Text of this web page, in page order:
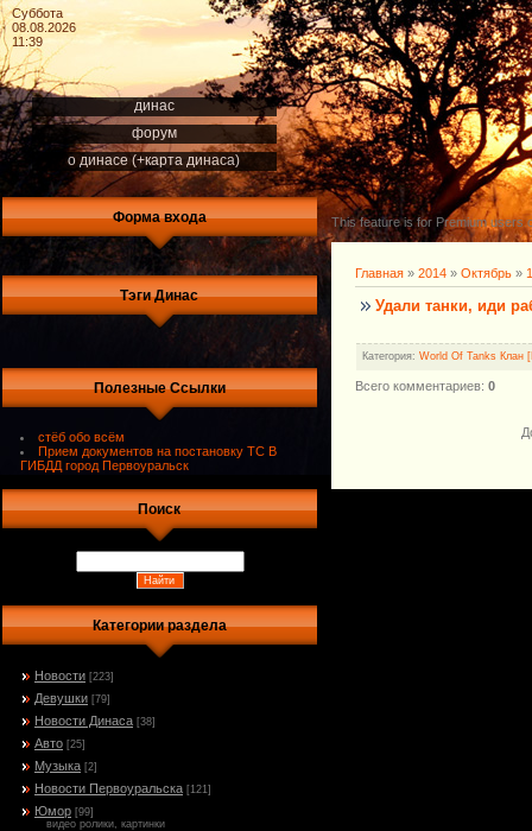
Суббота
08.08.2026
11:39
динас
форум
о динасе (+карта динаса)
Форма входа
Тэги Динас
Полезные Ссылки
стёб обо всём
Прием документов на постановку ТС В
ГИБДД город Первоуральск
Поиск
Категории раздела
Новости [223]
Девушки [79]
Новости Динаса [38]
Авто [25]
Музыка [2]
Новости Первоуральска [121]
Юмор [99]
видео ролики, картинки
This feature is for Premium users
Главная » 2014 » Октябрь »
Удали танки, иди
Категория: World Of Tanks Клан
Всего комментариев: 0